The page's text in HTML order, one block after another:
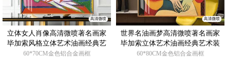
高清微喷
立体女人肖像高清微喷著名画家
毕加索风格立体艺术油画经典艺
术装饰画
60*70CM金色铝合金画框
高清微喷
世界名油画梦高清微喷著名画家
毕加索立体艺术油画经典艺术装
饰画
60*80CM金色铝合金画框